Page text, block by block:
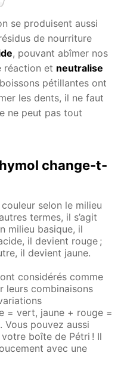
se produisent aussi
de nourriture
, pouvant abîmer nos
réaction et neutralise
pétillantes ont
les dents, il ne faut
ne peut pas tout
change-t-
selon le milieu
termes, il s’agit
milieu basique, il
il devient rouge ;
il devient jaune.
considérés comme
leurs combinaisons
= vert, jaune + rouge =
pouvez aussi
boîte de Pétri ! Il
avec une